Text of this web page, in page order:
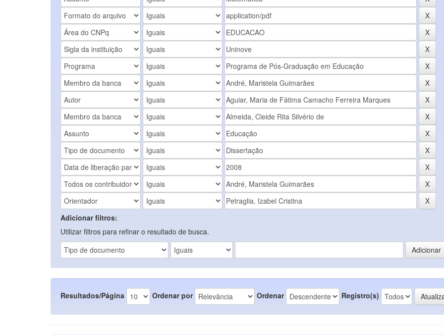
Adicionar filtros:
Utilizar filtros para refinar o resultado de busca.
Resultados/Página Ordenar por Ordenar Registro(s)